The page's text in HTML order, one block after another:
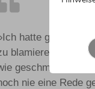
hatte großen
blamieren. Aber
geschmiert. Dass
nie eine Rede